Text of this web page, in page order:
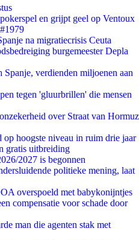
en grijpt geel op Ventoux
na migratiecrisis Ceuta
burgemeester Depla
verdienden miljoenen aan
tegen 'gluurbrillen' die mensen
over Straat van Hormuz
hoogste niveau in ruim drie jaar
gratis uitbreiding
2027 is begonnen
politieke mening, laat
overspoeld met babykonijntjes
compensatie voor schade door
man die agenten stak met